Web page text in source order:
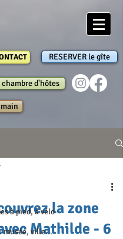
RESERVER le gîte
chambre d'hôtes
à pied, à vélo
musée, ville...
la zone
Mathilde - 6